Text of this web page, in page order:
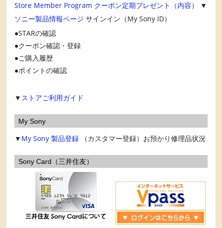
Store Member Program クーポン定期プレゼント（内容）
▼
ソニー製品情報ページ サインイン（My Sony ID）
STARの確認
クーポン確認・登録
ご購入履歴
ポイントの確認
▼ ストアご利用ガイド
My Sony
▼ My Sony 製品登録 （カスタマー登録）お預かり修理品状況
Sony Card（三井住友）